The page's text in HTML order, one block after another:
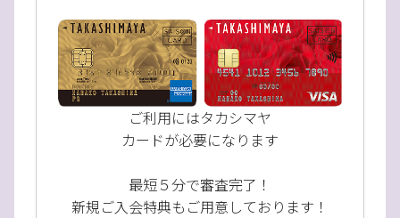
ご利用にはタカシマヤ
カードが必要になります
最短５分で審査完了！
新規ご入会特典もご用意しております！